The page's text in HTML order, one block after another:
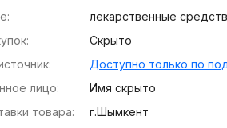
лекарственные
Скрыто
Доступно только по
лицо:
Имя скрыто
товара:
г.Шымкент